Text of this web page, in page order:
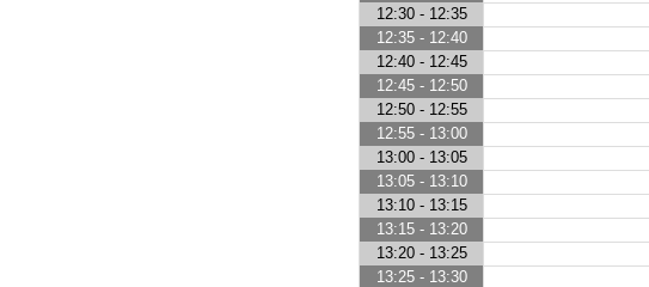
12:30 - 12:35
12:35 - 12:40
12:40 - 12:45
12:45 - 12:50
12:50 - 12:55
12:55 - 13:00
13:00 - 13:05
13:05 - 13:10
13:10 - 13:15
13:15 - 13:20
13:20 - 13:25
13:25 - 13:30